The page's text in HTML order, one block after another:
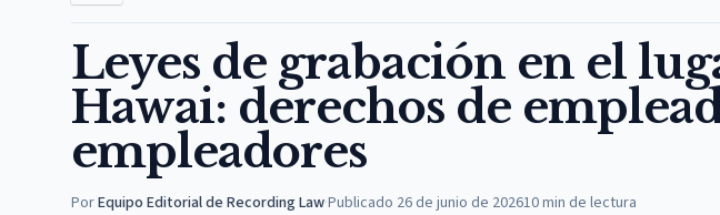
Leyes de grabación en el
Hawai: derechos de
empleadores
PorEquipo Editorial de Recording Law·Publicado 26 de junio de 202610min de lectura